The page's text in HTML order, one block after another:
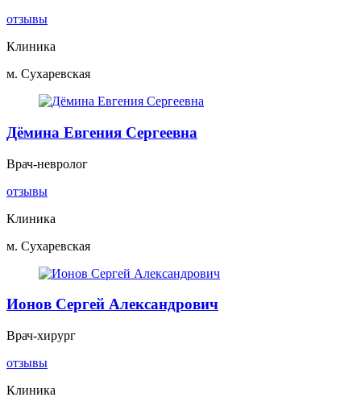
отзывы
Клиника
м. Сухаревская
Дёмина Евгения Сергеевна
Врач-невролог
отзывы
Клиника
м. Сухаревская
Ионов Сергей Александрович
Врач-хирург
отзывы
Клиника